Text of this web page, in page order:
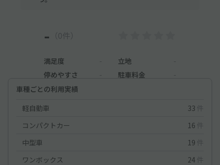
- （0件）
満足度 立地
停めやすさ
駐車料金
車種ごとの利用実績
軽自動車
33 件
コンパクトカー
16 件
中型車
19 件
ワンボックス
24 件